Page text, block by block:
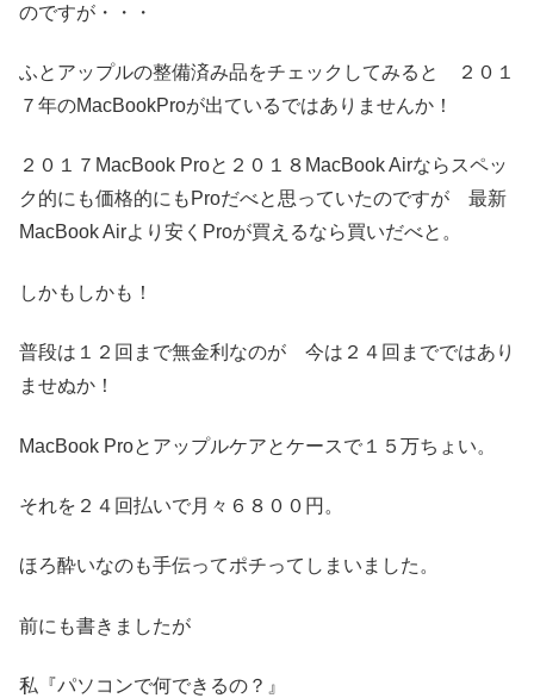
のですが・・・
ふとアップルの整備済み品をチェックしてみると ２０１
７年のMacBookProが出ているではありませんか！
２０１７MacBook Proと２０１８MacBook Airならスペッ
ク的にも価格的にもProだべと思っていたのですが 最新
MacBook Airより安くProが買えるなら買いだべと。
しかもしかも！
普段は１２回まで無金利なのが 今は２４回までではあり
ませぬか！
MacBook Proとアップルケアとケースで１５万ちょい。
それを２４回払いで月々６８００円。
ほろ酔いなのも手伝ってポチってしまいました。
前にも書きましたが
私『パソコンで何できるの？』